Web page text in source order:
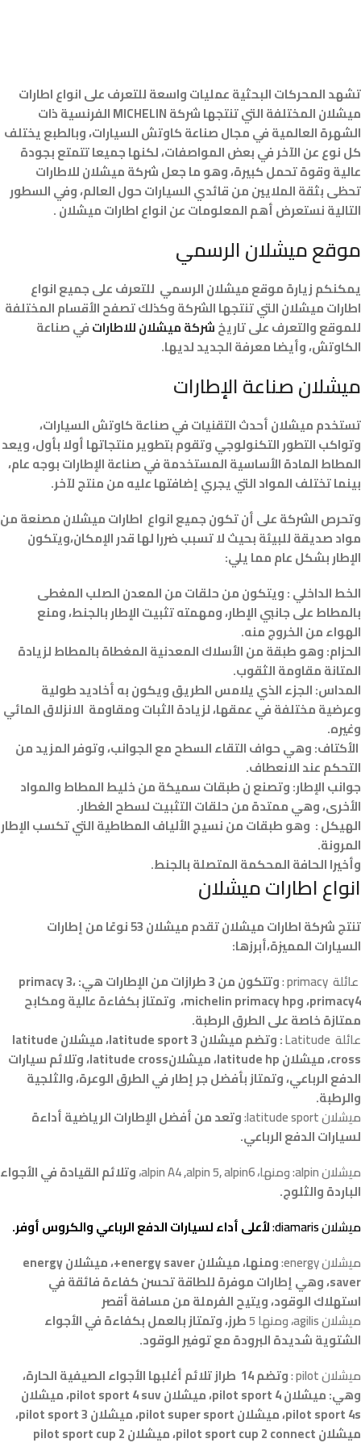
تشهد المحركات البحثية عمليات واسعة للتعرف على انواع اطارات
ميشلان المختلفة التي تنتجها شركة MICHELIN الفرنسية ذات
الشهرة العالمية في مجال صناعة كاوتش السيارات، وبالطبع يختلف
كل نوع عن الآخر في بعض المواصفات، لكنها جميعا تتمتع بجودة
عالية وقوة تحمل كبيرة، وهو ما جعل شركة ميشلان للاطارات
تحظى بثقة الملايين من قائدي السيارات حول العالم، وفي السطور
التالية نستعرض أهم المعلومات عن انواع اطارات ميشلان .
موقع ميشلان الرسمي
يمكنكم زيارة موقع ميشلان الرسمي للتعرف على جميع انواع
اطارات ميشلان التي تنتجها الشركة وكذلك تصفح الأقسام المختلفة
للموقع والتعرف على تاريخشركة ميشلان للاطاراتفي صناعة
الكاوتش، وأيضا معرفة الجديد لديها.
ميشلان صناعة الإطارات
تستخدم ميشلان أحدث التقنيات في صناعة كاوتش السيارات،
وتواكب التطور التكنولوجي وتقوم بتطوير منتجاتها أولا بأول، ويعد
المطاط المادة الأساسية المستخدمة في صناعة الإطارات بوجه عام،
بينما تختلف المواد التي يجري إضافتها عليه من منتج لآخر.
وتحرص الشركة على أن تكون جميع انواع اطارات ميشلان مصنعة من
مواد صديقة للبيئة بحيث لا تسبب ضررا لها قدر الإمكان،ويتكون
الإطار بشكل عام مما يلي:
الخط الداخلي : ويتكون من حلقات من المعدن الصلب المغطى
بالمطاط على جانبي الإطار، ومهمته تثبيت الإطار بالجنط، ومنع
الهواء من الخروج منه.
الحزام: وهو طبقة من الأسلاك المعدنية المغطاة بالمطاط لزيادة
المتانة مقاومة الثقوب.
المداس: الجزء الذي يلامس الطريق ويكون به أخاديد طولية
وعرضية مختلفة في عمقها، لزيادة الثبات ومقاومة الانزلاق المائي
وغيره.
الأكتاف: وهي حواف التقاء السطح مع الجوانب، وتوفر المزيد من
التحكم عند الانعطاف.
جوانب الإطار: وتصنع ن طبقات سميكة من خليط المطاط والمواد
الأخرى، وهي ممتدة من حلقات التثبيت لسطح الغطار.
الهيكل : وهو طبقات من نسيج الألياف المطاطية التي تكسب الإطار
المرونة.
وأخيرا الحافة المحكمة المتصلة بالجنط.
انواع اطارات ميشلان
تنتج شركة اطارات ميشلان تقدم ميشلان 53 نوعًا من إطارات
السيارات المميزة،أبرزها:
عائلة primacy :
وتتكون من 3 طرازات من الإطارات هي: primacy 3،
primacy4، وmichelin primacy hp، وتمتاز بكفاءة عالية ومكابح
ممتازة خاصة على الطرق الرطبة.
عائلة Latitude
: وتضم ميشلان latitude sport 3، ميشلان latitude
cross، ميشلان latitude hp، ميشلانlatitude cross، وتلائم سيارات
الدفع الرباعي، وتمتاز بأفضل جر إطار في الطرق الوعرة، والثلجية
والرطبة.
ميشلان latitude sport:
وتعد من أفضل الإطارات الرياضية أداءة
لسيارات الدفع الرباعي.
ميشلان alpin: ومنها، alpin A4 ,alpin 5, alpin6،
وتلائم القيادة في الأجواء
الباردة والثلوج.
ميشلان diamaris:
لأعلى أداء لسيارات الدفع الرباعي والكروس أوفر.
ميشلان energy:
ومنها، ميشلان energy saver+، ميشلان energy
saver، وهي إطارات موفرة للطاقة تحسن كفاءة فائقة في
استهلاك الوقود، ويتيح الفرملة من مسافة أقصر
ميشلان agilis، ومنها 5
طرز، وتمتاز بالعمل بكفاءة في الأجواء
الشتوية شديدة البرودة مع توفير الوقود.
ميشلان pilot :
وتضم 14 طراز تلائم أغلبها الأجواء الصيفية الحارة،
وهي: ميشلان pilot sport 4، ميشلان pilot sport 4 suv، ميشلان
pilot sport 4s، ميشلان pilot super sport، ميشلان pilot sport 3،
ميشلان pilot sport cup 2 connect، ميشلان pilot sport cup 2